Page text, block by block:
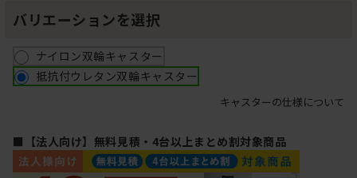
バリエーションを選択
ナイロン双輪キャスター
抵抗付ウレタン双輪キャスター
キャスターの仕様について
■【法人向け】無料見積・4台以上まとめ割対象商品